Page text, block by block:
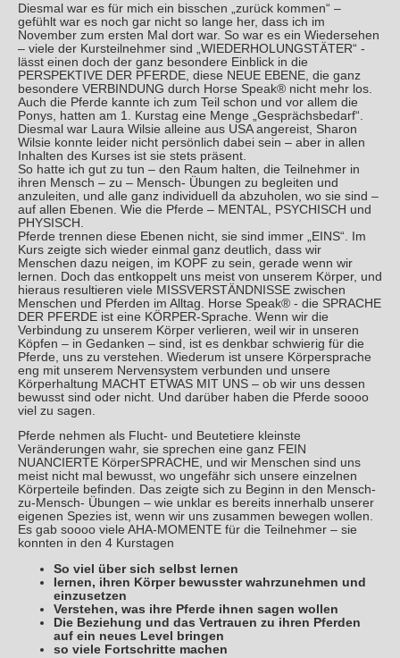
Diesmal war es für mich ein bisschen „zurück kommen“ –
gefühlt war es noch gar nicht so lange her, dass ich im
November zum ersten Mal dort war. So war es ein Wiedersehen
– viele der Kursteilnehmer sind „WIEDERHOLUNGSTÄTER“ -
lässt einen doch der ganz besondere Einblick in die
PERSPEKTIVE DER PFERDE, diese NEUE EBENE, die ganz
besondere VERBINDUNG durch Horse Speak® nicht mehr los.
Auch die Pferde kannte ich zum Teil schon und vor allem die
Ponys, hatten am 1. Kurstag eine Menge „Gesprächsbedarf“.
Diesmal war Laura Wilsie alleine aus USA angereist, Sharon
Wilsie konnte leider nicht persönlich dabei sein – aber in allen
Inhalten des Kurses ist sie stets präsent.
So hatte ich gut zu tun – den Raum halten, die Teilnehmer in
ihren Mensch – zu – Mensch- Übungen zu begleiten und
anzuleiten, und alle ganz individuell da abzuholen, wo sie sind –
auf allen Ebenen. Wie die Pferde – MENTAL, PSYCHISCH und
PHYSISCH.
Pferde trennen diese Ebenen nicht, sie sind immer „EINS“. Im
Kurs zeigte sich wieder einmal ganz deutlich, dass wir
Menschen dazu neigen, im KOPF zu sein, gerade wenn wir
lernen. Doch das entkoppelt uns meist von unserem Körper, und
hieraus resultieren viele MISSVERSTÄNDNISSE zwischen
Menschen und Pferden im Alltag. Horse Speak® - die SPRACHE
DER PFERDE ist eine KÖRPER-Sprache. Wenn wir die
Verbindung zu unserem Körper verlieren, weil wir in unseren
Köpfen – in Gedanken – sind, ist es denkbar schwierig für die
Pferde, uns zu verstehen. Wiederum ist unsere Körpersprache
eng mit unserem Nervensystem verbunden und unsere
Körperhaltung MACHT ETWAS MIT UNS – ob wir uns dessen
bewusst sind oder nicht. Und darüber haben die Pferde soooo
viel zu sagen.
Pferde nehmen als Flucht- und Beutetiere kleinste
Veränderungen wahr, sie sprechen eine ganz FEIN
NUANCIERTE KörperSPRACHE, und wir Menschen sind uns
meist nicht mal bewusst, wo ungefähr sich unsere einzelnen
Körperteile befinden. Das zeigte sich zu Beginn in den Mensch-
zu-Mensch- Übungen – wie unklar es bereits innerhalb unserer
eigenen Spezies ist, wenn wir uns zusammen bewegen wollen.
Es gab soooo viele AHA-MOMENTE für die Teilnehmer – sie
konnten in den 4 Kurstagen
So viel über sich selbst lernen
Iernen, ihren Körper bewusster wahrzunehmen und
einzusetzen
Verstehen, was ihre Pferde ihnen sagen wollen
Die Beziehung und das Vertrauen zu ihren Pferden
auf ein neues Level bringen
so viele Fortschritte machen